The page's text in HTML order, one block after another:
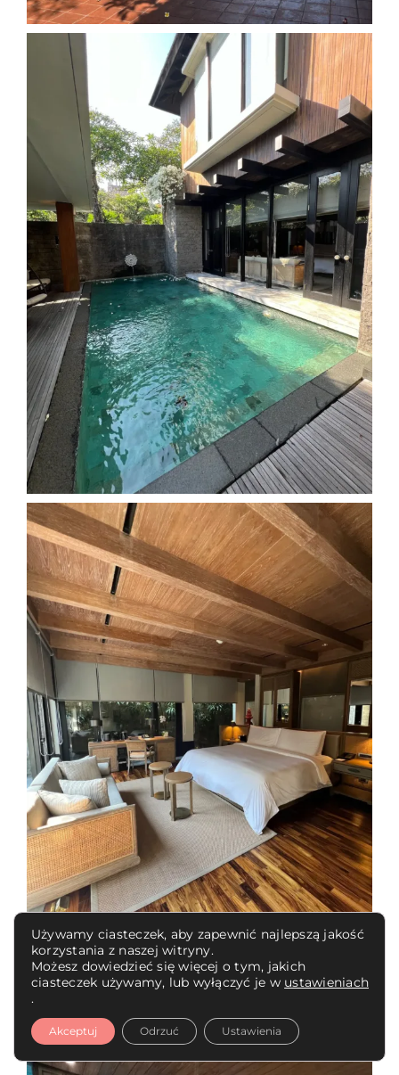
Używamy ciasteczek, aby zapewnić najlepszą jakość
korzystania z naszej witryny.
Możesz dowiedzieć się więcej o tym, jakich
ciasteczek używamy, lub wyłączyć je w ustawieniach
.
Akceptuj Odrzuć Ustawienia